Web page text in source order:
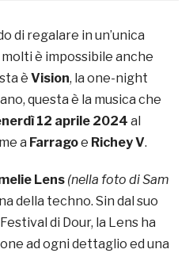
di regalare in un’unica
è impossibile anche
è Vision, la one-night
questa è la musica che
12 aprile 2024 al
a Farragoe Richey V.
Lens (nella foto di Sam
della techno. Sin dal suo
di Dour, la Lens ha
ad ogni dettaglio ed una